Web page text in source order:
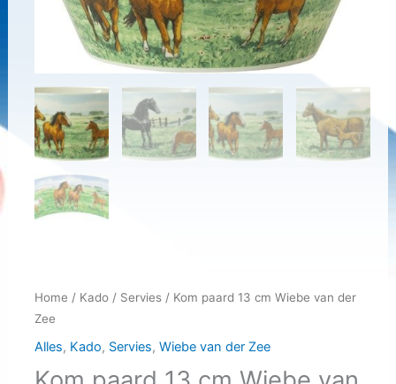
Home / Kado/ Servies/ Kom paard 13 cm Wiebe van der
Zee
Alles, Kado, Servies, Wiebe van der Zee